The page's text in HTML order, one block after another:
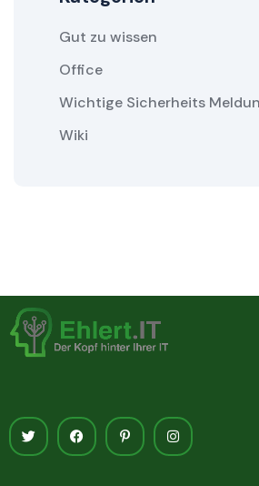
Gut zu wissen
Office
Wichtige Sicherheits
Wiki